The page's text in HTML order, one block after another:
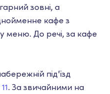
зовні, а
кафе з
меню. До речі, за кафе
під'їзд
. За звичайними на